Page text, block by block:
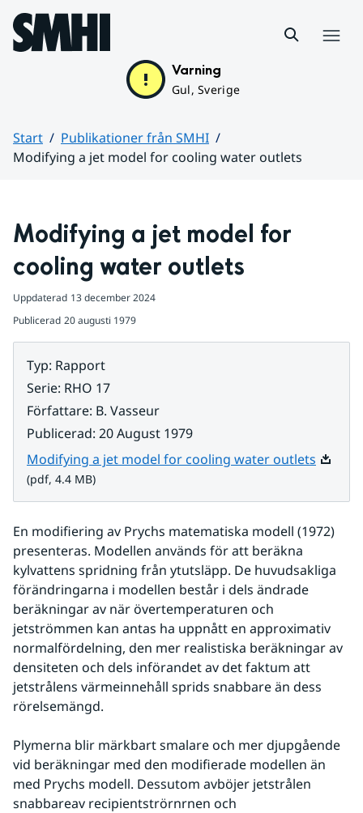
Hoppa till sidans innehåll
Varning
Gul, Sverige
Start
Publikationer från SMHI
Modifying a jet model for cooling water outlets
Modifying a jet model for
cooling water outlets
Uppdaterad 13 december 2024
Publicerad 20 augusti 1979
Typ: Rapport
Serie: RHO 17
Författare: B. Vasseur
Publicerad: 20 August 1979
Modifying a jet model for cooling water outlets Pdf,
(pdf, 4.4 MB)
En modifiering av Prychs matematiska modell (1972)
presenteras. Modellen används för att beräkna
kylvattens spridning från ytutsläpp. De huvudsakliga
förändringarna i modellen består i dels ändrade
beräkningar av när övertemperaturen och
jetströmmen kan antas ha uppnått en approximativ
normalfördelning, den mer realistiska beräkningar av
densiteten och dels införandet av det faktum att
jetstrålens värmeinnehåll sprids snabbare än dess
rörelsemängd.
Plymerna blir märkbart smalare och mer djupgående
vid beräkningar med den modifierade modellen än
med Prychs modell. Dessutom avböjer jetstrålen
snabbareav recipientströrnrnen och